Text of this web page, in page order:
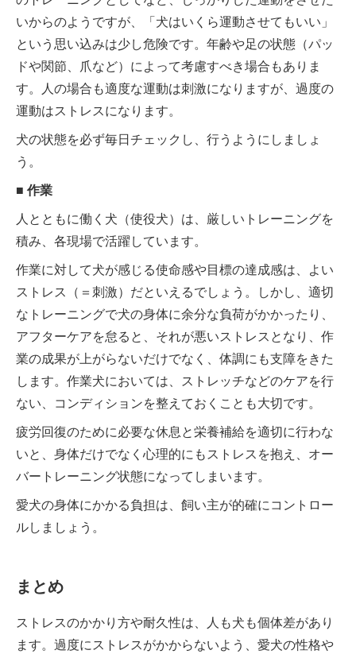
いからのようですが、「犬はいくら運動させてもいい」
という思い込みは少し危険です。年齢や足の状態（パッ
ドや関節、爪など）によって考慮すべき場合もありま
す。人の場合も適度な運動は刺激になりますが、過度の
運動はストレスになります。
犬の状態を必ず毎日チェックし、行うようにしましょ
う。
■ 作業
人とともに働く犬（使役犬）は、厳しいトレーニングを
積み、各現場で活躍しています。
作業に対して犬が感じる使命感や目標の達成感は、よい
ストレス（＝刺激）だといえるでしょう。しかし、適切
なトレーニングで犬の身体に余分な負荷がかかったり、
アフターケアを怠ると、それが悪いストレスとなり、作
業の成果が上がらないだけでなく、体調にも支障をきた
します。作業犬においては、ストレッチなどのケアを行
ない、コンディションを整えておくことも大切です。
疲労回復のために必要な休息と栄養補給を適切に行わな
いと、身体だけでなく心理的にもストレスを抱え、オー
バートレーニング状態になってしまいます。
愛犬の身体にかかる負担は、飼い主が的確にコントロー
ルしましょう。
まとめ
ストレスのかかり方や耐久性は、人も犬も個体差があり
ます。過度にストレスがかからないよう、愛犬の性格や